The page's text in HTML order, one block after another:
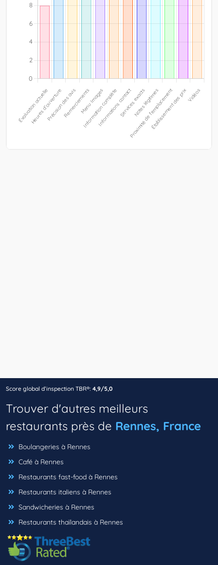
Score global d’inspection TBR®: 4,9/5,0
Trouver d'autres meilleurs
restaurants près de Rennes, France
Boulangeries à Rennes
Café à Rennes
Restaurants fast-food à Rennes
Restaurants italiens à Rennes
Sandwicheries à Rennes
Restaurants thaïlandais à Rennes